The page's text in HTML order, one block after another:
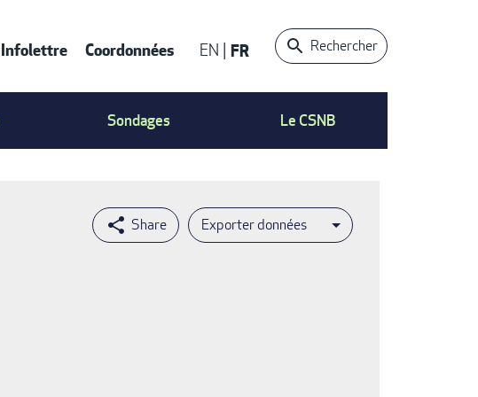
Contact
Menu
Infolettre Coordonnées EN FR Rechercher
Sondages Le CSNB
Exporter données